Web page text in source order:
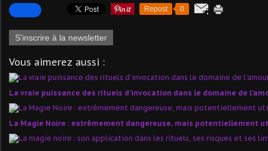
Repost 0
S'inscrire à la newsletter
Vous aimerez aussi :
La vraie puissance des rituels d’invocation dans le domaine de
La Magie Noire : extrêmement dangereuse, mais potentiellement